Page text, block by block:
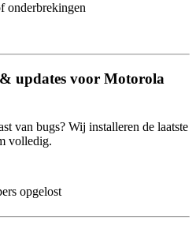
onderbrekingen
updates voor Motorola
van bugs? Wij installeren de laatste
volledig.
opgelost